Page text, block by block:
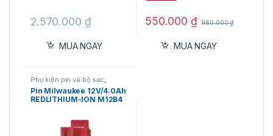
2.570.000 ₫
MUA NGAY
550.000 ₫ 980.000₫
MUA NGAY
Phụ kiện pin và bộ sạc,
Milwaukee Pin
Pin Milwaukee 12V/4.0Ah
REDLITHIUM-ION M12B4